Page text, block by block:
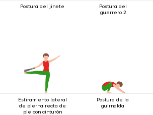
Postura del jinete
Postura del
guerrero 2
Estiramiento lateral
de pierna recta de
pie con cinturón
Postura de la
guirnalda